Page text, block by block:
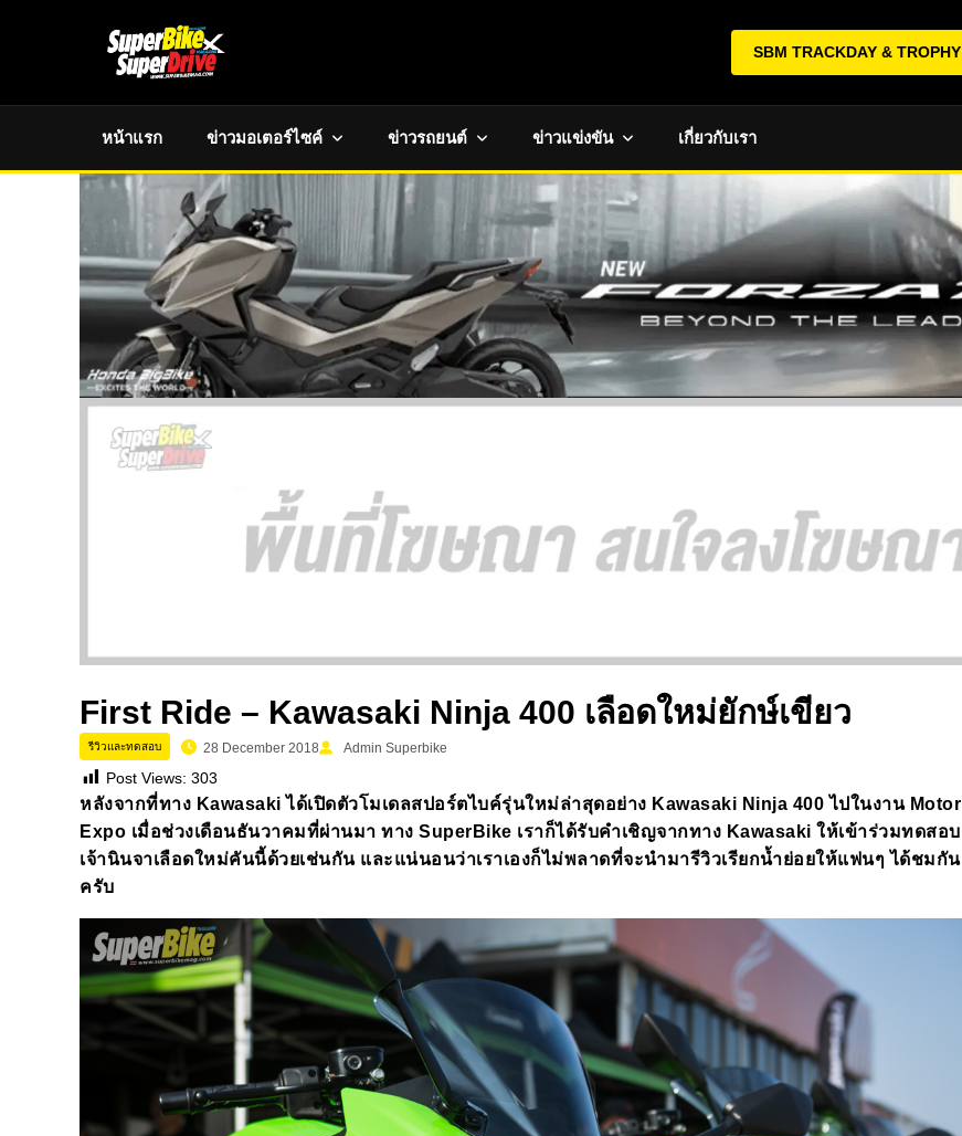
SBM TRACKDAY & TROPHY
หน้าแรก ข่าวมอเตอร์ไซค์ ข่าวรถยนต์ ข่าวแข่งขัน เกี่ยวกับเรา
First Ride – Kawasaki Ninja 400 เลือดใหม่ยักษ์เขียว
รีวิวและทดสอบ 28 December 2018 Admin Superbike
Post Views: 303
หลังจากที่ทาง Kawasakiได้เปิดตัวโมเดลสปอร์ตไบค์รุ่นใหม่ล่าสุดอย่าง Kawasaki Ninja 400 ไปในงาน Motor
Expo เมื่อช่วงเดือนธันวาคมที่ผ่านมา ทาง SuperBike เราก็ได้รับคำเชิญจากทาง Kawasaki ให้เข้าร่วมทดสอบ
เจ้านินจาเลือดใหม่คันนี้ด้วยเช่นกัน และแน่นอนว่าเราเองก็ไม่พลาดที่จะนำมารีวิวเรียกน้ำย่อยให้แฟนๆ ได้ชมกัน
ครับ